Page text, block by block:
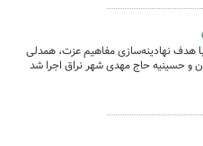
هدف نهادینه‌سازی مفاهیم عزت، همدلی
و حسینیه حاج مهدی شهر نراق اجرا شد